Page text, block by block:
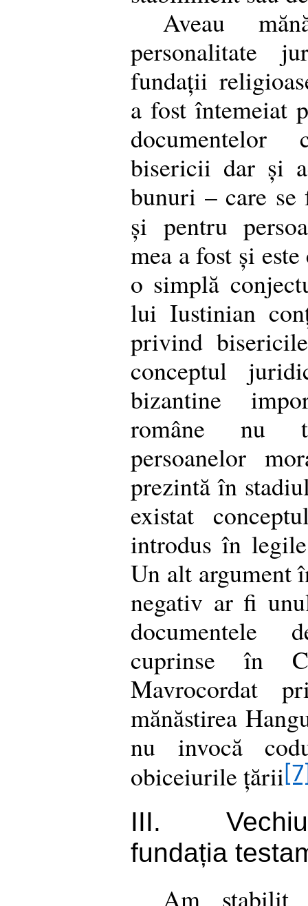
Aveau
personalitate
fundații
a fost întemeiat
bisericii dar și
bunuri – care se
și pentru
mea a fost și
o simplă
lui Iustinian
privind
conceptul
bizantine
române nu
persoanelor
prezintă în
existat
introdus în
Un alt argument
negativ ar fi
cuprinse în
Mavrocordat
mănăstirea
nu invocă
obiceiurile țării
III.
fundația
Am stabilit